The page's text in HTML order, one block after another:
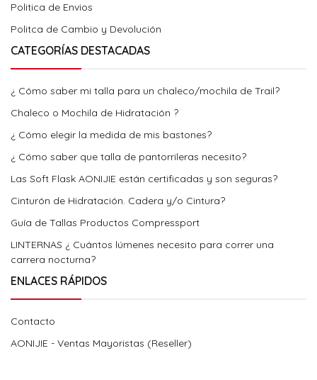
Politica de Envios
Politca de Cambio y Devolución
CATEGORÍAS DESTACADAS
¿ Cómo saber mi talla para un chaleco/mochila de Trail?
Chaleco o Mochila de Hidratación ?
¿ Cómo elegir la medida de mis bastones?
¿ Cómo saber que talla de pantorrileras necesito?
Las Soft Flask AONIJIE están certificadas y son seguras?
Cinturón de Hidratación. Cadera y/o Cintura?
Guía de Tallas Productos Compressport
LINTERNAS ¿ Cuántos lúmenes necesito para correr una
carrera nocturna?
ENLACES RÁPIDOS
Contacto
AONIJIE - Ventas Mayoristas (Reseller)